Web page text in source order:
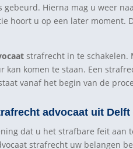
Hierna mag u weer
hoort u op een later
strafrecht in te schakelen.
komen te staan. Een
vanaf het begin van de
advocaat uit Delft
dat u het strafbare feit
strafrecht uw belangen